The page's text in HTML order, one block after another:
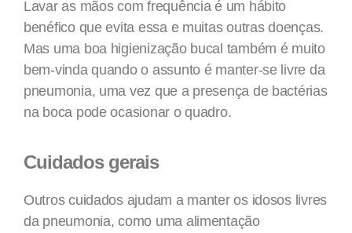
Lavar as mãos com frequência é um hábito
benéfico que evita essa e muitas outras doenças.
Mas uma boa higienização bucal também é muito
bem-vinda quando o assunto é manter-se livre da
pneumonia, uma vez que a presença de bactérias
na boca pode ocasionar o quadro.
Cuidados gerais
Outros cuidados ajudam a manter os idosos livres
da pneumonia, como uma alimentação